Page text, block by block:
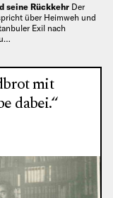
seine Rückkehr Der
über Heimweh und
Exil nach
mit
dabei.“